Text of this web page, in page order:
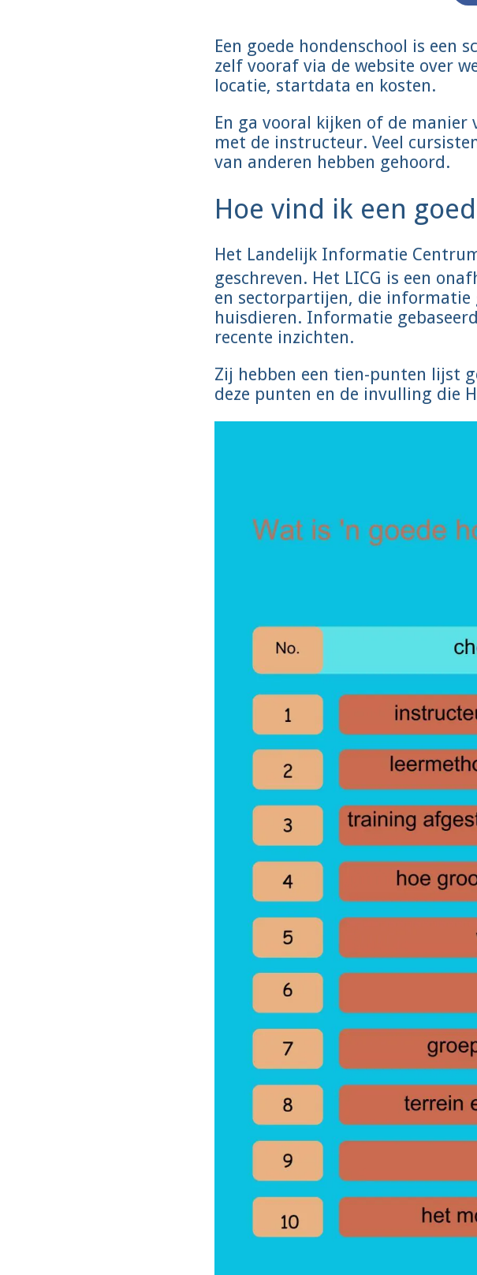
Een goede hondenschool is een
zelf vooraf via de website over
locatie, startdata en kosten.
En ga vooral kijken of de manier
met de instructeur. Veel
van anderen hebben gehoord.
Hoe vind ik een
Het Landelijk Informatie
geschreven. Het LICG is een
en sectorpartijen, die
huisdieren. Informatie
recente inzichten.
Zij hebben een tien-punten lijst
deze punten en de invulling die